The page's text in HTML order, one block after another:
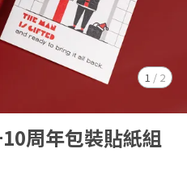
1 / 2
周年包裝貼紙組